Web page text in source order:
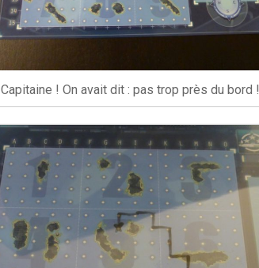
Capitaine ! On avait dit : pas trop près du bord !